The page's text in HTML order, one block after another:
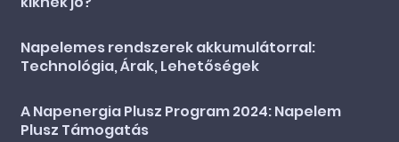
Napelemes rendszerek akkumulátorral:
Technológia, Árak, Lehetőségek
A Napenergia Plusz Program 2024: Napelem
Plusz Támogatás